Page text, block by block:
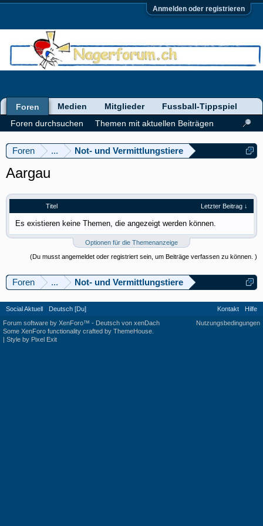
Anmelden oder registrieren
Foren ... Not- und Vermittlungstiere
Aargau
Titel Letzter Beitrag ↓
Es existieren keine Themen, die angezeigt werden können.
Optionen für die Themenanzeige
(Du musst angemeldet oder registriert sein, um Beiträge verfassen zu können. )
Foren ... Not- und Vermittlungstiere
Foren
Foren durchsuchen
Themen mit aktuellen Beiträgen
Medien Mitglieder Fussball-Tippspiel
Social Aktuell Deutsch [Du] Kontakt
Hilfe
Nutzungsbedingungen
Forum software by XenForo™ - Deutsch von xenDach
Some XenForo functionality crafted by ThemeHouse
| Style by Pixel Exit